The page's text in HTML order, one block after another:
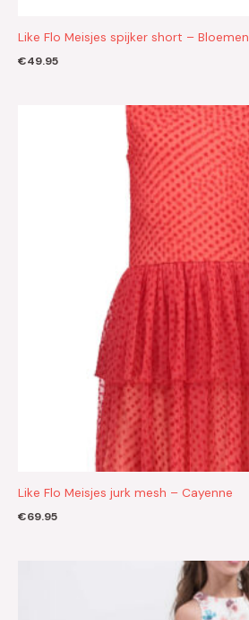
Like Flo Meisjes spijker short – Bloemen
€49.95
Like Flo Meisjes jurk mesh – Cayenne
€69.95